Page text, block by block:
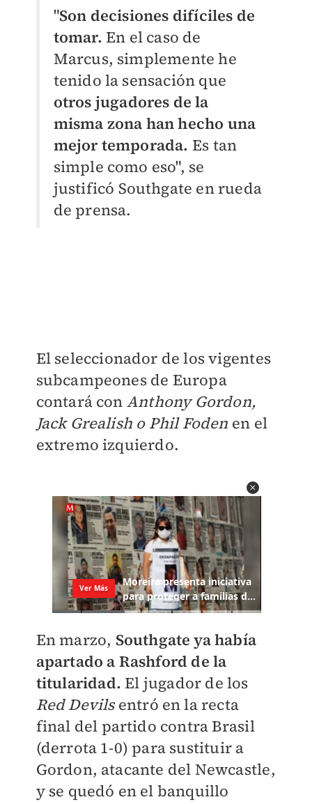
"Son decisiones difíciles de
tomar. En el caso de
Marcus, simplemente he
tenido la sensación que
otros jugadores de la
misma zona han hecho una
mejor temporada. Es tan
simple como eso", se
justificó Southgate en rueda
de prensa.
El seleccionador de los vigentes
subcampeones de Europa
contará con Anthony Gordon,
Jack Grealish o Phil Foden en el
extremo izquierdo.
En marzo, Southgate ya había
apartado a Rashford de la
titularidad. El jugador de los
Red Devilsentró en la recta
final del partido contra Brasil
(derrota 1-0) para sustituir a
Gordon, atacante del Newcastle,
y se quedó en el banquillo